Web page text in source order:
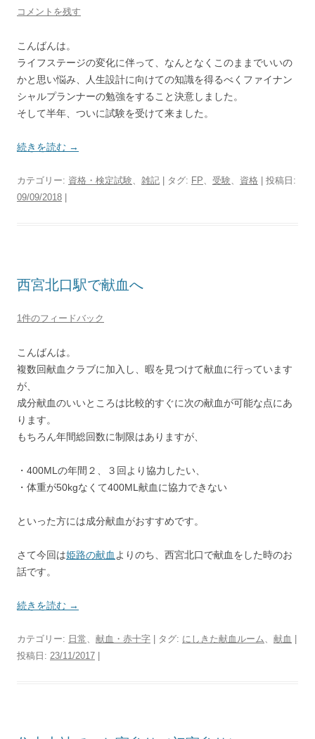
コメントを残す
こんばんは。
ライフステージの変化に伴って、なんとなくこのままでいいの
かと思い悩み、人生設計に向けての知識を得るべくファイナン
シャルプランナーの勉強をすること決意しました。
そして半年、ついに試験を受けて来ました。
続きを読む →
カテゴリー: 資格・検定試験、 雑記 | タグ: FP、 受験、 資格 | 投稿日:
09/09/2018
西宮北口駅で献血へ
1件のフィードバック
こんばんは。
複数回献血クラブに加入し、暇を見つけて献血に行っています
が、
成分献血のいいところは比較的すぐに次の献血が可能な点にあ
ります。
もちろん年間総回数に制限はありますが、
・400MLの年間２、３回より協力したい、
・体重が50kgなくて400ML献血に協力できない
といった方には成分献血がおすすめです。
さて今回は姫路の献血 よりのち、西宮北口で献血をした時のお
話です。
続きを読む →
カテゴリー: 日常、 献血・赤十字 | タグ: にしきた献血ルーム、 献血
投稿日: 23/11/2017